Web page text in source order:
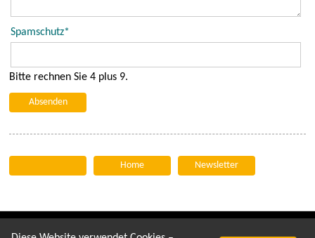
Pflichtfeld
Spamschutz*
Bitte rechnen Sie 4 plus 9.
Absenden
Home Newsletter
GSB e.V. Kontakt AGB